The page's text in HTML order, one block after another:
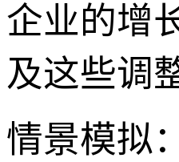
企业的增
及这些调
情景模拟